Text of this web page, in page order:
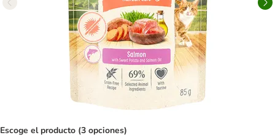
Escoge el producto (3 opciones)